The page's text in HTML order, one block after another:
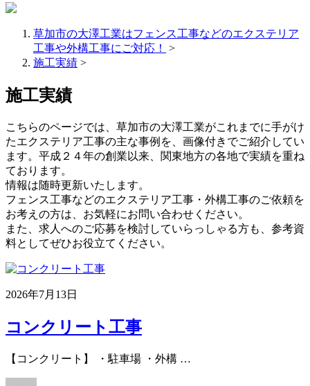
草加市の大澤工業はフェンス工事などのエクステリア
工事や外構工事にご対応！
>
施工実績 >
施工実績
こちらのページでは、草加市の大澤工業がこれまでに手がけ
たエクステリア工事の主な事例を、画像付きでご紹介してい
ます。平成２４年の創業以来、関東地方の各地で実績を重ね
ております。
情報は随時更新いたします。
フェンス工事などのエクステリア工事・外構工事のご依頼を
お考えの方は、お気軽にお問い合わせください。
また、求人へのご応募を検討していらっしゃる方も、参考資
料としてぜひお役立てください。
2026年7月13日
コンクリート工事
【コンクリート】 ・駐車場 ・外構 …